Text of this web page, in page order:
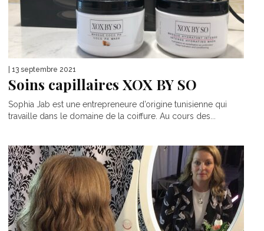
| 13 septembre 2021
Soins capillaires XOX BY SO
Sophia Jab est une entrepreneure d’origine tunisienne qui
travaille dans le domaine de la coiffure. Au cours des...